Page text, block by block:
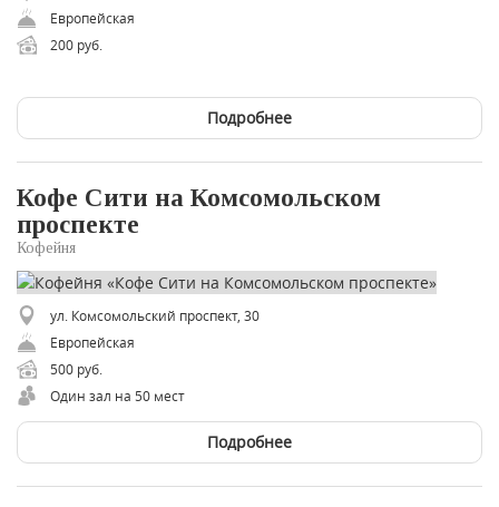
Европейская
200 руб.
Подробнее
Кофе Сити на Комсомольском
проспекте
Кофейня
ул. Комсомольский проспект, 30
Европейская
500 руб.
Один зал на 50 мест
Подробнее